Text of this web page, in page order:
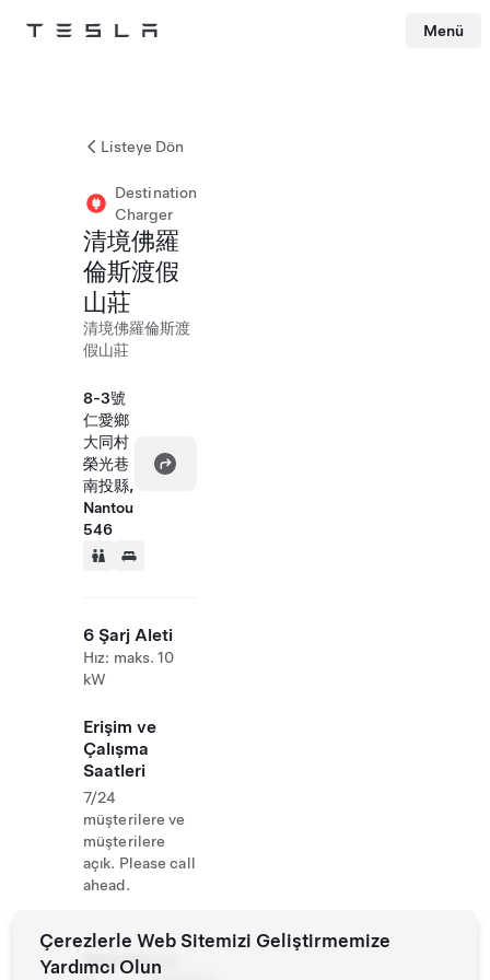
Tesla Menü
Listeye Dön
Destination
Charger
清境佛羅
倫斯渡假
山莊
清境佛羅倫斯渡
假山莊
8-3號
仁愛鄉
大同村
榮光巷
南投縣,
Nantou
546
6 Şarj Aleti
Hız: maks. 10
kW
Erişim ve
Çalışma
Saatleri
7/24
müşterilere ve
müşterilere
açık. Please call
ahead.
Website049
Çerezlerle Web Sitemizi Geliştirmemize
Yardımcı Olun